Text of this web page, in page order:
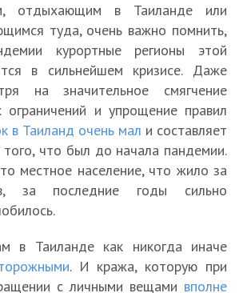
отдыхающим в Таиланде или
туда, очень важно помнить,
курортные регионы этой
в сильнейшем кризисе. Даже
на значительное смягчение
ограничений и упрощение правил
в Таиланд очень мал и составляет
того, что был до начала пандемии.
местное население, что жило за
за последние годы сильно
в Таиланде как никогда иначе
. И кража, которую при
с личными вещами вполне